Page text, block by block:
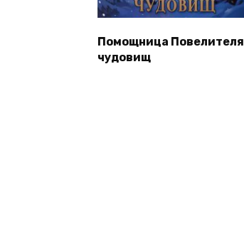
Помощница Повелителя
чудовищ